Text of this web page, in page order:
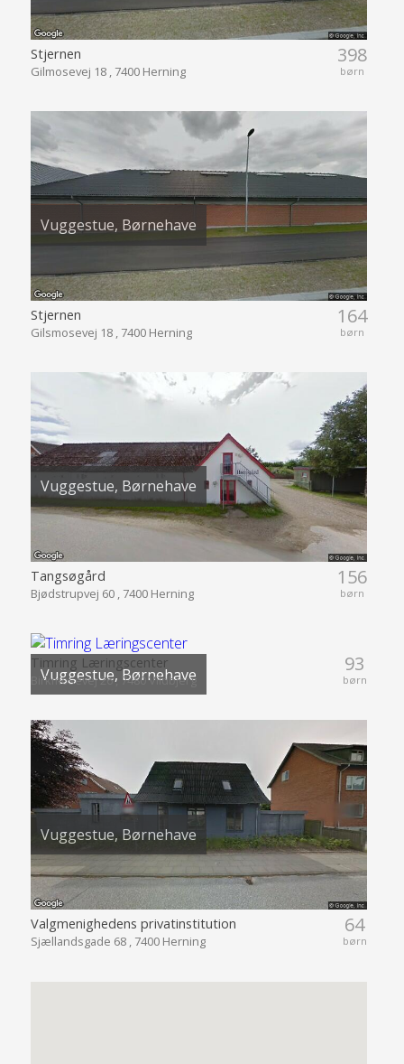
398
børn
Stjernen
Gilmosevej 18 , 7400 Herning
Vuggestue, Børnehave
164
børn
Stjernen
Gilsmosevej 18 , 7400 Herning
Vuggestue, Børnehave
156
børn
Tangsøgård
Bjødstrupvej 60 , 7400 Herning
Vuggestue, Børnehave 93
børn
Timring Læringscenter
Birkmosevej 26 , 7480 Vildbjerg
Vuggestue, Børnehave
64
børn
Valgmenighedens privatinstitution
Sjællandsgade 68 , 7400 Herning